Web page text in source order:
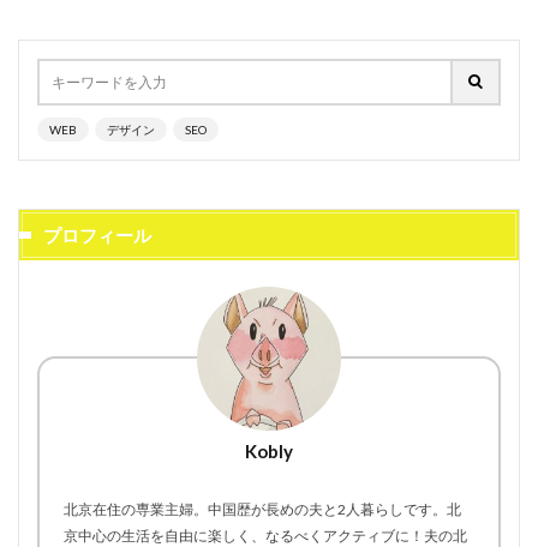
WEB デザイン SEO
プロフィール
Kobly
北京在住の専業主婦。中国歴が長めの夫と2人暮らしです。北
京中心の生活を自由に楽しく、なるべくアクティブに！夫の北